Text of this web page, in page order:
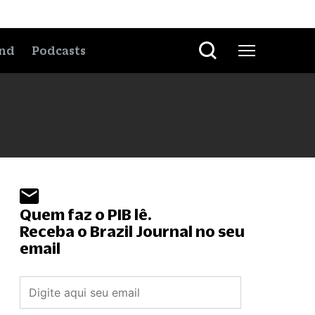
Podcasts
Quem faz o PIB lê.
Receba o Brazil Journal no seu
email